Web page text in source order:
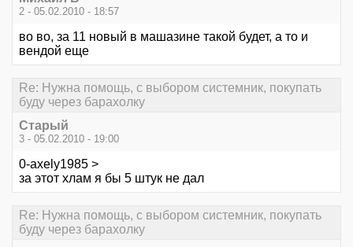
2 - 05.02.2010 - 18:57
во во, за 11 новый в машазине такой будет, а то и
вендой еще
Re: Нужна помощь, с выбором системник, покупать
буду через барахолку
Старый
3 - 05.02.2010 - 19:00
0-axely1985 >
за этот хлам я бы 5 штук не дал
Re: Нужна помощь, с выбором системник, покупать
буду через барахолку